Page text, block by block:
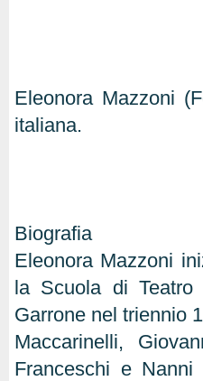
Eleonora Mazzoni
italiana.
Biografia
Eleonora Mazzoni
la Scuola di Teatro
Garrone nel triennio
Maccarinelli,
Franceschi e